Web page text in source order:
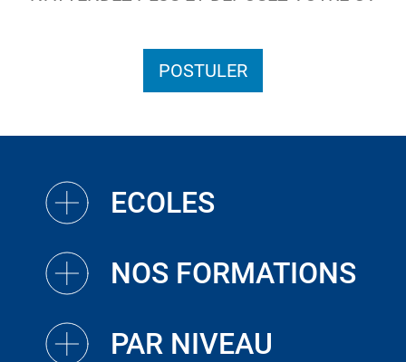
POSTULER
ECOLES
NOS FORMATIONS
PAR NIVEAU